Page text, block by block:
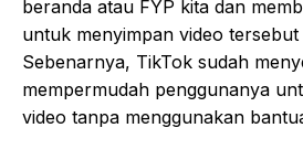
beranda atau FYP kita dan
untuk menyimpan video tersebut
Sebenarnya, TikTok sudah
mempermudah penggunanya
video tanpa menggunakan